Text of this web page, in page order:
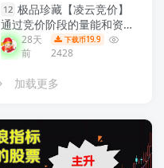
段，无未来函数 手机电脑端
适用！【金指标系列】
12 极品珍藏【凌云竞价】
通过竞价阶段的量能和资金
流向分析，捕捉开盘前主力
资金介入信号 识别短线强势
28天
前
下载币19.9
2428
加载更多